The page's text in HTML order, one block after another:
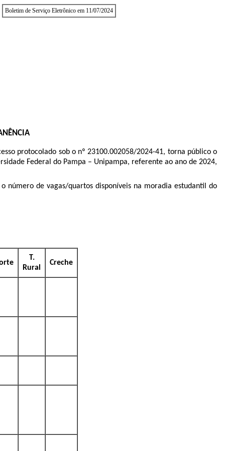
Boletim de Serviço Eletrônico em 11/07/2024
protocolado sob o nº 23100.002058/2024-41, torna público o
Federal do Pampa – Unipampa, referente ao ano de 2024,
número de vagas/quartos disponíveis na moradia estudantil do
T.
Rural
Creche